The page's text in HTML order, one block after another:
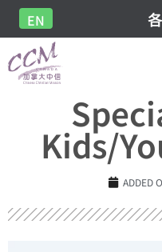
EN
Kids/
ADDED